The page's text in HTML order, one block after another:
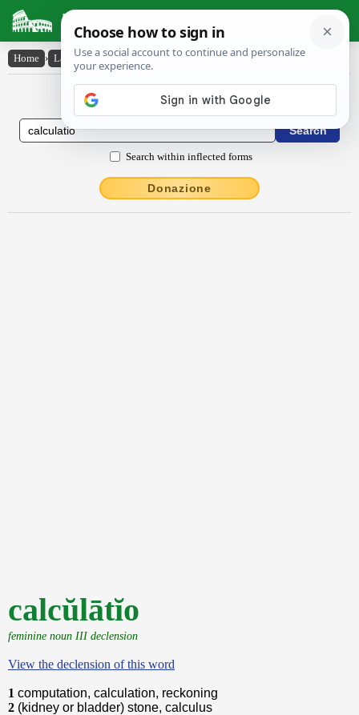
Latin Dictionary
Home › Latin-English › calcŭlātĭo
Latin to English Dictionary
Search within inflected forms
Donazione
calcŭlātĭo
feminine noun III declension
View the declension of this word
1 computation, calculation, reckoning
2 (kidney or bladder) stone, calculus